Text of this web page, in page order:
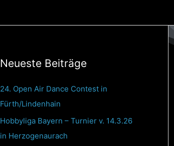
Neueste Beiträge
24. Open Air Dance Contest in
Fürth/Lindenhain
Hobbyliga Bayern – Turnier v. 14.3.26
in Herzogenaurach